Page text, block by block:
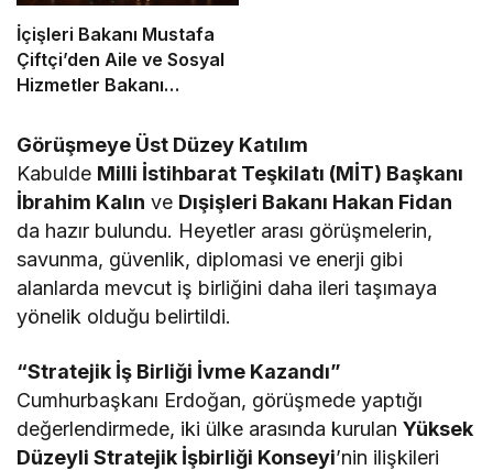
İçişleri Bakanı Mustafa
Çiftçi’den Aile ve Sosyal
Hizmetler Bakanı
Göktürk’e Ziyaret
Görüşmeye Üst Düzey Katılım
Kabulde Milli İstihbarat Teşkilatı (MİT) Başkanı
İbrahim Kalın ve Dışişleri Bakanı Hakan Fidan
da hazır bulundu. Heyetler arası görüşmelerin,
savunma, güvenlik, diplomasi ve enerji gibi
alanlarda mevcut iş birliğini daha ileri taşımaya
yönelik olduğu belirtildi.
“Stratejik İş Birliği İvme Kazandı”
Cumhurbaşkanı Erdoğan, görüşmede yaptığı
değerlendirmede, iki ülke arasında kurulanYüksek
Düzeyli Stratejik İşbirliği Konseyi’nin ilişkileri